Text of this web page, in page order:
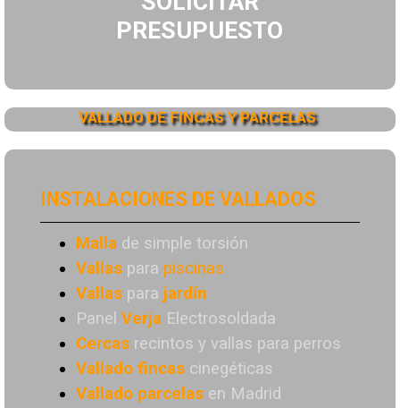
PRESUPUESTO
VALLADO DE FINCAS Y PARCELAS
INSTALACIONES DE VALLADOS
Malla de simple torsión
Vallas para piscinas
Vallas para jardín
Panel Verja Electrosoldada
Cercas recintos y vallas para perros
Vallado fincas cinegéticas
Vallado parcelas en Madrid